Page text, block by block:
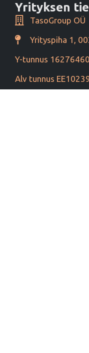
Yrityksen
TasoGroup OÜ
Yrityspiha 1,
Y-tunnus 16276460
Alv tunnus